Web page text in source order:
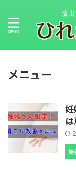
流
メニュー
施